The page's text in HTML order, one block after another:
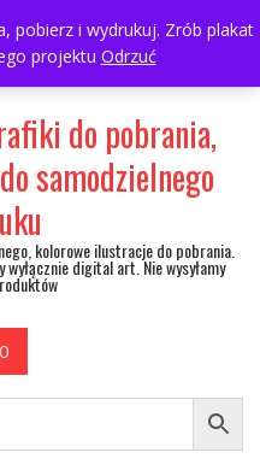
pobierz i wydrukuj. Zrób plakat
projektu Odrzuć
My Account
do pobrania,
samodzielnego
kolorowe ilustracje do pobrania.
digital art. Nie wysyłamy
0